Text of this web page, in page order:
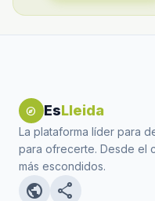
explore EsLleida
La plataforma líder para
para ofrecerte. Desde el
más escondidos.
public share